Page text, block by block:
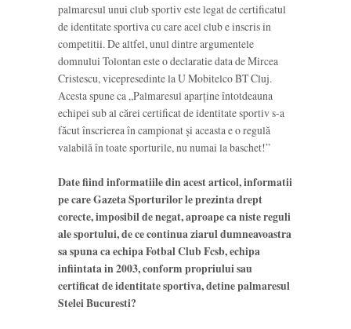
palmaresul unui club sportiv este legat de certificatul
de identitate sportiva cu care acel club e inscris in
competitii. De altfel, unul dintre argumentele
domnului Tolontan este o declaratie data de Mircea
Cristescu, vicepresedinte la U Mobitelco BT Cluj.
Acesta spune ca „Palmaresul aparține întotdeauna
echipei sub al cărei certificat de identitate sportiv s-a
făcut înscrierea în campionat și aceasta e o regulă
valabilă în toate sporturile, nu numai la baschet!”
Date fiind informatiile din acest articol, informatii
pe care Gazeta Sporturilor le prezinta drept
corecte, imposibil de negat, aproape ca niste reguli
ale sportului, de ce continua ziarul dumneavoastra
sa spuna ca echipa Fotbal Club Fcsb, echipa
infiintata in 2003, conform propriului sau
certificat de identitate sportiva, detine palmaresul
Stelei Bucuresti?